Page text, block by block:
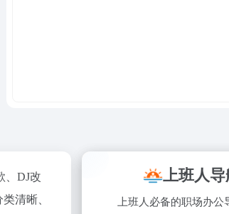
、DJ改
清晰、
上班人导
上班人必备的职场办公